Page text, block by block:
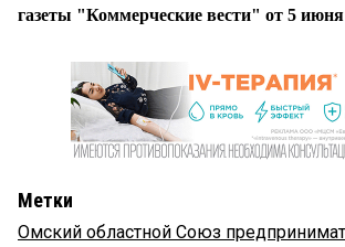
газеты "Коммерческие вести" от 5 июня
Метки
Омский областной Союз